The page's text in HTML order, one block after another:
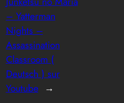
– Yatterman
Nights –
Assassination
Classroom (
Deutsch ) sur
Youtube →